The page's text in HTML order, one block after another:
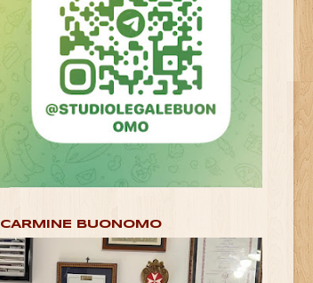
CARMINE BUONOMO